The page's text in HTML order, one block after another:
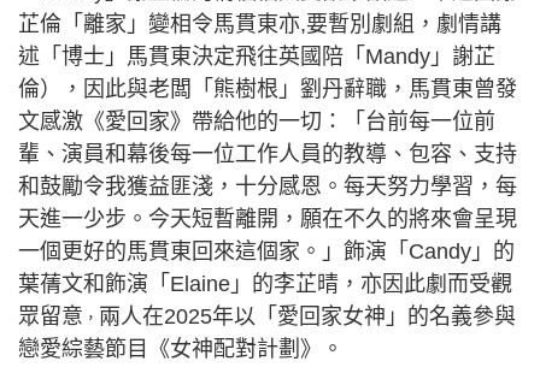
芷倫「離家」變相令馬貫東亦,要暫別劇組，劇情講
述「博士」馬貫東決定飛往英國陪「Mandy」謝芷
倫），因此與老闆「熊樹根」劉丹辭職，馬貫東曾發
文感激《愛回家》帶給他的一切：「台前每一位前
輩、演員和幕後每一位工作人員的教導、包容、支持
和鼓勵令我獲益匪淺，十分感恩。每天努力學習，每
天進一少步。今天短暫離開，願在不久的將來會呈現
一個更好的馬貫東回來這個家。」 飾演「Candy」的
葉蒨文和飾演「Elaine」的李芷晴，亦因此劇而受觀
眾留意 ， 兩人在2025年以「愛回家女神」的名義參與
戀愛綜藝節目《女神配對計劃》。